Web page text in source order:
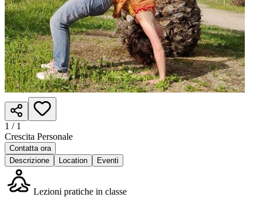
1 / 1
Crescita Personale
Contatta ora
Descrizione
Location Eventi
Lezioni pratiche in classe